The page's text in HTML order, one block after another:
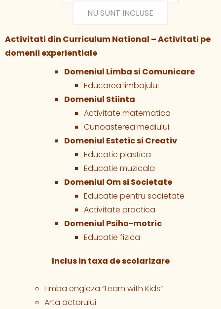
NU SUNT INCLUSE
Activitati din Curriculum National – Activitati pe
domenii experientiale
Domeniul Limba si Comunicare
Educarea limbajului
Domeniul Stiinta
Activitate matematica
Cunoasterea mediului
Domeniul Estetic si Creativ
Educatie plastica
Educatie muzicala
Domeniul Om si Societate
Educatie pentru societate
Activitate practica
Domeniul Psiho-motric
Educatie fizica
Inclus in taxa de scolarizare
Limba engleza “Learn with Kids”
Arta actorului